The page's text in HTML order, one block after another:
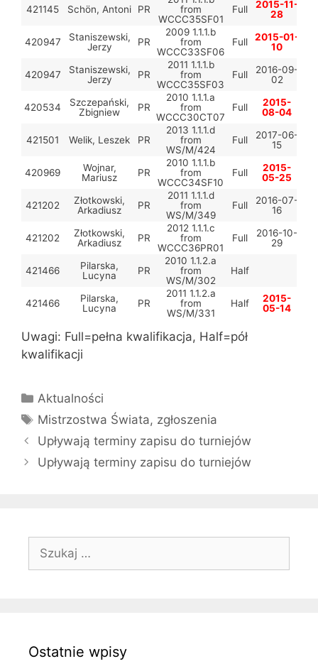
421145 Schön, Antoni PR
from
WCCC35SF01
Full
2015-11-
28
420947
Staniszewski,
Jerzy
PR
2009 1.1.1.b
from
WCCC33SF06
Full
2015-01-
10
420947
Staniszewski,
Jerzy
PR
2011 1.1.1.b
from
WCCC35SF03
Full
2016-09-
02
420534
Szczepański,
Zbigniew
PR
2010 1.1.1.a
from
WCCC30CT07
Full
2015-
08-04
421501 Welik, Leszek PR
2013 1.1.1.d
from
WS/M/424
Full
2017-06-
15
420969
Wojnar,
Mariusz
PR
2010 1.1.1.b
from
WCCC34SF10
Full
2015-
05-25
421202
Złotkowski,
Arkadiusz
PR
2011 1.1.1.d
from
WS/M/349
Full
2016-07-
16
421202
Złotkowski,
Arkadiusz
PR
2012 1.1.1.c
from
WCCC36PR01
Full
2016-10-
29
421466
Pilarska,
Lucyna
PR
2010 1.1.2.a
from
WS/M/302
Half
421466
Pilarska,
Lucyna
PR
2011 1.1.2.a
from
WS/M/331
Half
2015-
05-14
Uwagi: Full=pełna kwalifikacja, Half=pół
kwalifikacji
Kategorie
Aktualności
Tagi
Mistrzostwa Świata, zgłoszenia
Upływają terminy zapisu do turniejów
Upływają terminy zapisu do turniejów
Ostatnie wpisy